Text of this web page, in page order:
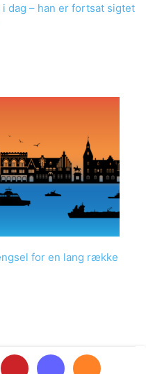
dag – han er fortsat sigtet
for en lang række